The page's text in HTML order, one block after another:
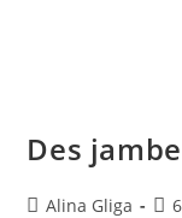
Des
Alina Gliga